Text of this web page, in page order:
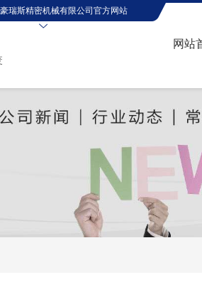
瑞斯精密机械有限公司官方网站
网站